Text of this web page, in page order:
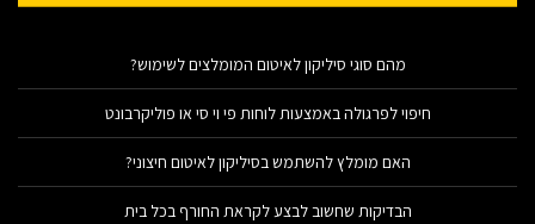
מהם סוגי סיליקון לאיטום המומלצים לשימוש?
חיפוי לפרגולה באמצעות לוחות פי וי סי או פוליקרבונט
האם מומלץ להשתמש בסיליקון לאיטום חיצוני?
הבדיקות שחשוב לבצע לקראת החורף בכל בית